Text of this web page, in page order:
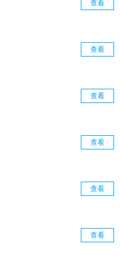
查看
查看
查看
查看
查看
查看